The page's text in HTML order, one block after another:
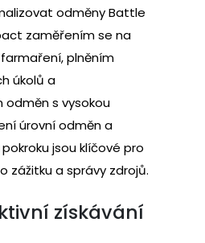
odměny Battle
zaměřením se na
plněním
úkolů a
s vysokou
úrovní odměn a
jsou klíčové pro
zážitku a správy zdrojů.
získávání